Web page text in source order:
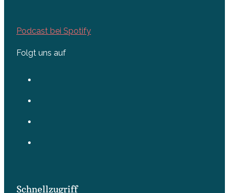
Podcast bei Spotify
Folgt uns auf
Schnellzugriff